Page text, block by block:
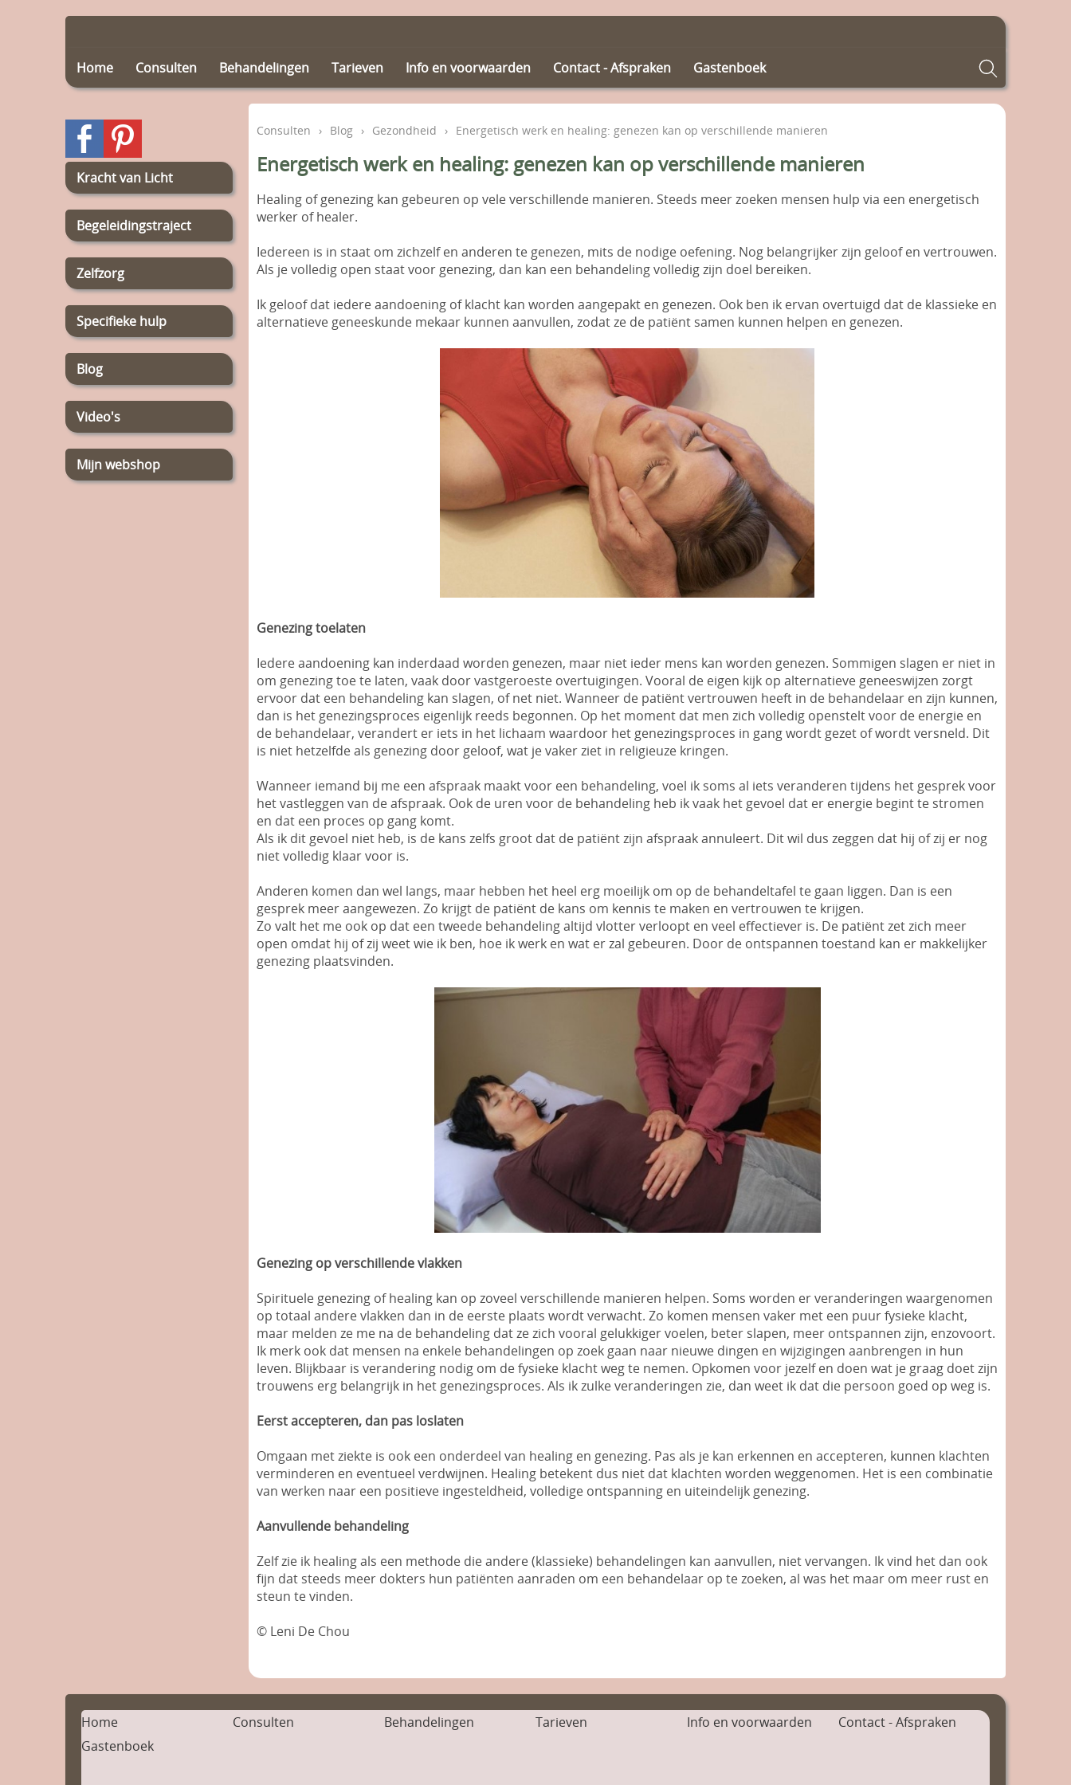
Home Consulten Behandelingen Tarieven Info en voorwaarden Contact - Afspraken Gastenboek
Kracht van Licht
Begeleidingstraject
Zelfzorg
Specifieke hulp
Blog
Video's
Mijn webshop
Consulten › Blog › Gezondheid › Energetisch werk en healing: genezen kan op verschillende manieren
Energetisch werk en healing: genezen kan op verschillende manieren
Healing of genezing kan gebeuren op vele verschillende manieren. Steeds meer zoeken mensen hulp via een energetisch
werker of healer.
Iedereen is in staat om zichzelf en anderen te genezen, mits de nodige oefening. Nog belangrijker zijn geloof en vertrouwen.
Als je volledig open staat voor genezing, dan kan een behandeling volledig zijn doel bereiken.
Ik geloof dat iedere aandoening of klacht kan worden aangepakt en genezen. Ook ben ik ervan overtuigd dat de klassieke en
alternatieve geneeskunde mekaar kunnen aanvullen, zodat ze de patiënt samen kunnen helpen en genezen.
Genezing toelaten
Iedere aandoening kan inderdaad worden genezen, maar niet ieder mens kan worden genezen. Sommigen slagen er niet in
om genezing toe te laten, vaak door vastgeroeste overtuigingen. Vooral de eigen kijk op alternatieve geneeswijzen zorgt
ervoor dat een behandeling kan slagen, of net niet. Wanneer de patiënt vertrouwen heeft in de behandelaar en zijn kunnen,
dan is het genezingsproces eigenlijk reeds begonnen. Op het moment dat men zich volledig openstelt voor de energie en
de behandelaar, verandert er iets in het lichaam waardoor het genezingsproces in gang wordt gezet of wordt versneld. Dit
is niet hetzelfde als genezing door geloof, wat je vaker ziet in religieuze kringen.
Wanneer iemand bij me een afspraak maakt voor een behandeling, voel ik soms al iets veranderen tijdens het gesprek voor
het vastleggen van de afspraak. Ook de uren voor de behandeling heb ik vaak het gevoel dat er energie begint te stromen
en dat een proces op gang komt.
Als ik dit gevoel niet heb, is de kans zelfs groot dat de patiënt zijn afspraak annuleert. Dit wil dus zeggen dat hij of zij er nog
niet volledig klaar voor is.
Anderen komen dan wel langs, maar hebben het heel erg moeilijk om op de behandeltafel te gaan liggen. Dan is een
gesprek meer aangewezen. Zo krijgt de patiënt de kans om kennis te maken en vertrouwen te krijgen.
Zo valt het me ook op dat een tweede behandeling altijd vlotter verloopt en veel effectiever is. De patiënt zet zich meer
open omdat hij of zij weet wie ik ben, hoe ik werk en wat er zal gebeuren. Door de ontspannen toestand kan er makkelijker
genezing plaatsvinden.
Genezing op verschillende vlakken
Spirituele genezing of healing kan op zoveel verschillende manieren helpen. Soms worden er veranderingen waargenomen
op totaal andere vlakken dan in de eerste plaats wordt verwacht. Zo komen mensen vaker met een puur fysieke klacht,
maar melden ze me na de behandeling dat ze zich vooral gelukkiger voelen, beter slapen, meer ontspannen zijn, enzovoort.
Ik merk ook dat mensen na enkele behandelingen op zoek gaan naar nieuwe dingen en wijzigingen aanbrengen in hun
leven. Blijkbaar is verandering nodig om de fysieke klacht weg te nemen. Opkomen voor jezelf en doen wat je graag doet zijn
trouwens erg belangrijk in het genezingsproces. Als ik zulke veranderingen zie, dan weet ik dat die persoon goed op weg is.
Eerst accepteren, dan pas loslaten
Omgaan met ziekte is ook een onderdeel van healing en genezing. Pas als je kan erkennen en accepteren, kunnen klachten
verminderen en eventueel verdwijnen. Healing betekent dus niet dat klachten worden weggenomen. Het is een combinatie
van werken naar een positieve ingesteldheid, volledige ontspanning en uiteindelijk genezing.
Aanvullende behandeling
Zelf zie ik healing als een methode die andere (klassieke) behandelingen kan aanvullen, niet vervangen. Ik vind het dan ook
fijn dat steeds meer dokters hun patiënten aanraden om een behandelaar op te zoeken, al was het maar om meer rust en
steun te vinden.
© Leni De Chou
Home Consulten Behandelingen Tarieven Info en voorwaarden
Contact - Afspraken
Gastenboek